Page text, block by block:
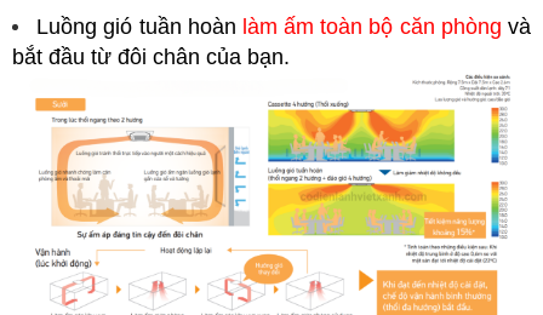
Luồng gió tuần hoàn làm ấm toàn bộ căn phòng và
bắt đầu từ đôi chân của bạn.